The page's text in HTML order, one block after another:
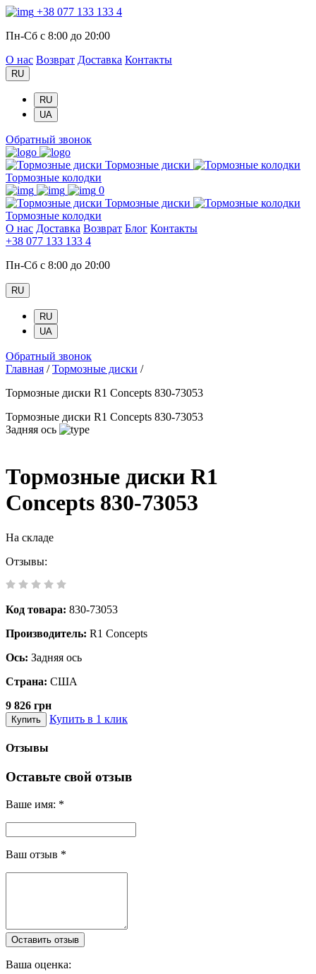
+38 077 133 133 4
Пн-Сб с 8:00 до 20:00
О нас Возврат Доставка Контакты
RU
RU
UA
Обратный звонок
Тормозные диски
Тормозные колодки
0
Тормозные диски
Тормозные колодки
О нас Доставка Возврат Блог Контакты
+38 077 133 133 4
Пн-Сб с 8:00 до 20:00
RU
RU
UA
Обратный звонок
Главная / Тормозные диски /
Тормозные диски R1 Concepts 830-73053
Тормозные диски R1 Concepts 830-73053
Задняя ось
Тормозные диски R1
Concepts 830-73053
На складе
Отзывы:
Код товара: 830-73053
Производитель: R1 Concepts
Ось: Задняя ось
Страна: США
9 826 грн
Купить Купить в 1 клик
Отзывы
Оставьте свой отзыв
Ваше имя: *
Ваш отзыв *
Оставить отзыв
Ваша оценка: